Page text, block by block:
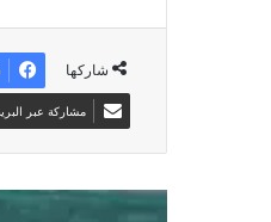
شاركها
مشاركة عبر